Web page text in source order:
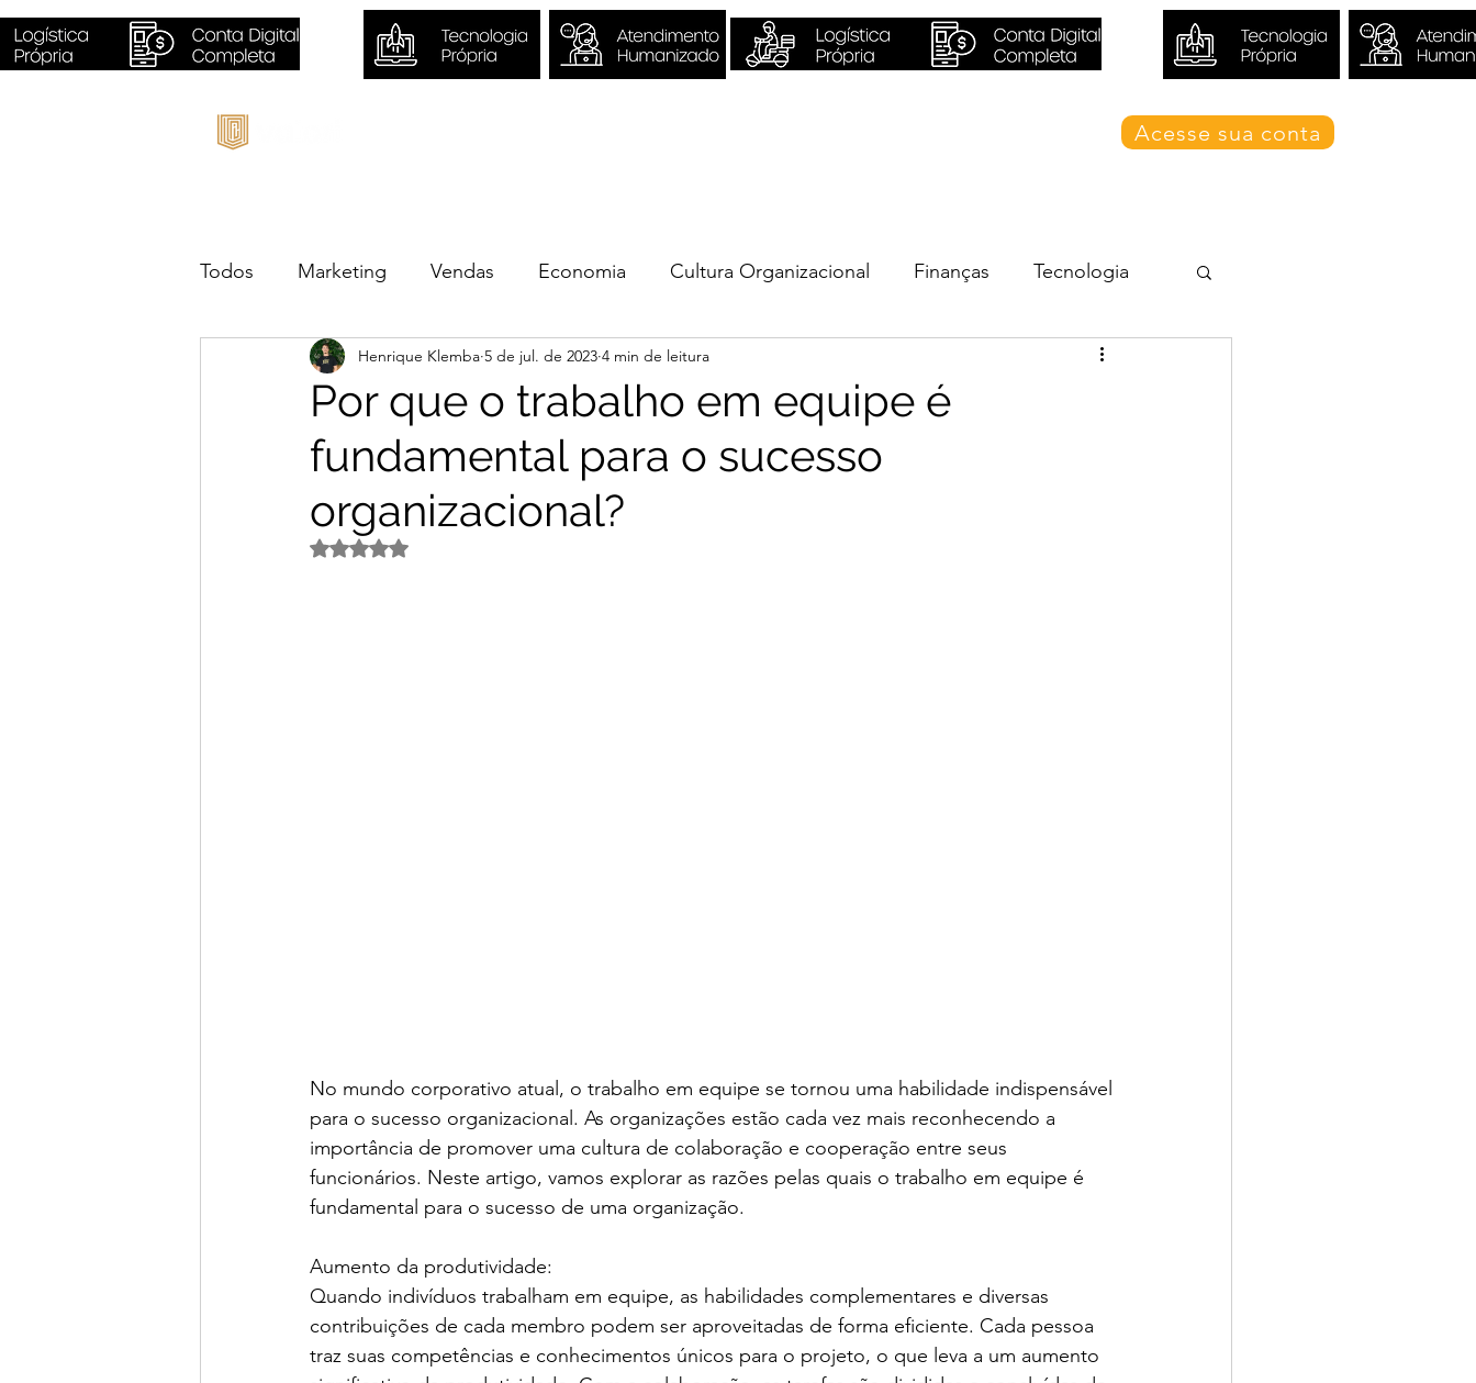
Acesse sua conta
Todos Marketing Vendas Economia Cultura Organizacional Finanças Tecnologia
Sustentabilidade Negócios
Por que o trabalho em equipe é
fundamental para o sucesso
organizacional?
Henrique Klemba 5 de jul. de 2023 4 min de leitura
Avaliado com NaN de 5 estrelas.
No mundo corporativo atual, o trabalho em equipe se tornou uma habilidade indispensável
para o sucesso organizacional. As organizações estão cada vez mais reconhecendo a
importância de promover uma cultura de colaboração e cooperação entre seus
funcionários. Neste artigo, vamos explorar as razões pelas quais o trabalho em equipe é
fundamental para o sucesso de uma organização.
Aumento da produtividade:
Quando indivíduos trabalham em equipe, as habilidades complementares e diversas
contribuições de cada membro podem ser aproveitadas de forma eficiente. Cada pessoa
traz suas competências e conhecimentos únicos para o projeto, o que leva a um aumento